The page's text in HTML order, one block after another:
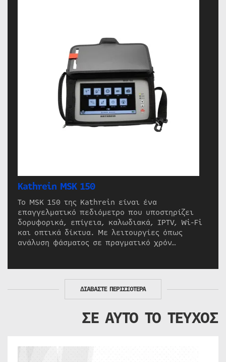
Kathrein MSK 150
Το MSK 150 της Kathrein είναι ένα
επαγγελματικό πεδιόμετρο που υποστηρίζει
δορυφορικά, επίγεια, καλωδιακά, IPTV, Wi-Fi
και οπτικά δίκτυα. Με λειτουργίες όπως
ανάλυση φάσματος σε πραγματικό χρόν…
ΔΙΑΒΑΣΤΕ ΠΕΡΙΣΣΟΤΕΡΑ
ΣΕ ΑΥΤΟ ΤΟ ΤΕΥΧΟΣ